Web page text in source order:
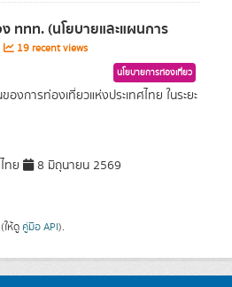
ททท. (นโยบายและแผนการ
19 recent views
นโยบายการท่องเที่ยว
งการท่องเที่ยวแห่งประเทศไทย ในระยะ
ทย 8 มิถุนายน 2569
(ให้ดู คู่มือ API).